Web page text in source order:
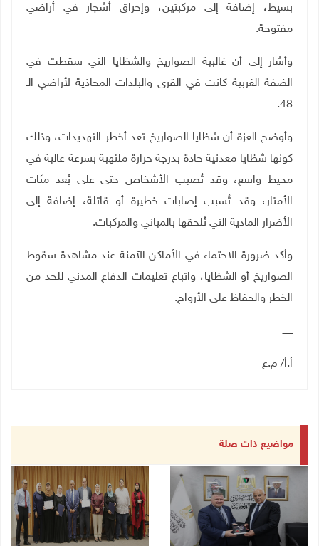
بسيط، إضافة إلى مركبتين، وإحراق أشجار في أراضي
مفتوحة.
وأشار إلى أن غالبية الصواريخ والشظايا التي سقطت في
الضفة الغربية كانت في القرى والبلدات المحاذية لأراضي الـ
48.
وأوضح العزة أن شظايا الصواريخ تعد أخطر التهديدات، وذلك
كونها شظايا معدنية حادة بدرجة حرارة ملتهبة بسرعة عالية في
محيط واسع، وقد تُصيب الأشخاص حتى على بُعد مئات
الأمتار، وقد تُسبب إصابات خطيرة أو قاتلة، إضافة إلى
الأضرار المادية التي تُلحقها بالمباني والمركبات.
وأكد ضرورة الاحتماء في الأماكن الآمنة عند مشاهدة سقوط
الصواريخ أو الشظايا، واتباع تعليمات الدفاع المدني للحد من
الخطر والحفاظ على الأرواح.
ـــــــ
أ.أ/ م.ع
مواضيع ذات صلة